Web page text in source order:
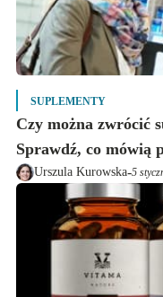
SUPLEMENTY
Czy można zwrócić
Sprawdź, co mówią
Urszula Kurowska-5